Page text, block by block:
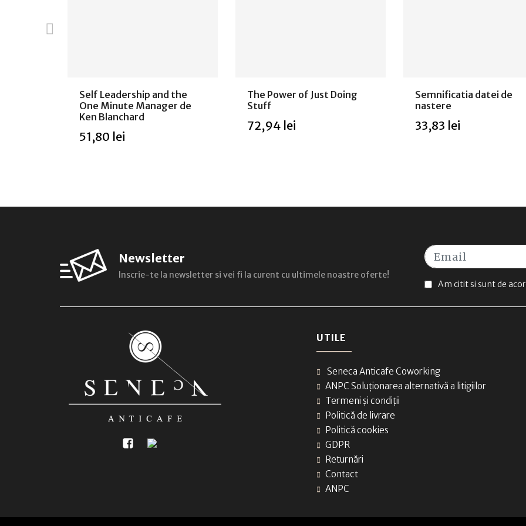
Self Leadership and the
One Minute Manager de
Ken Blanchard
51,80 lei
The Power of Just Doing
Stuff
72,94 lei
Semnificatia datei de
nastere
33,83 lei
Newsletter
Inscrie-te la newsletter si vei fi la curent cu ultimele noastre oferte!
Am citit si sunt de
UTILE
Seneca Anticafe Coworking
ANPC Soluționarea alternativă a litigiilor
Termeni și condiții
Politică de livrare
Politică cookies
GDPR
Returnări
Contact
ANPC